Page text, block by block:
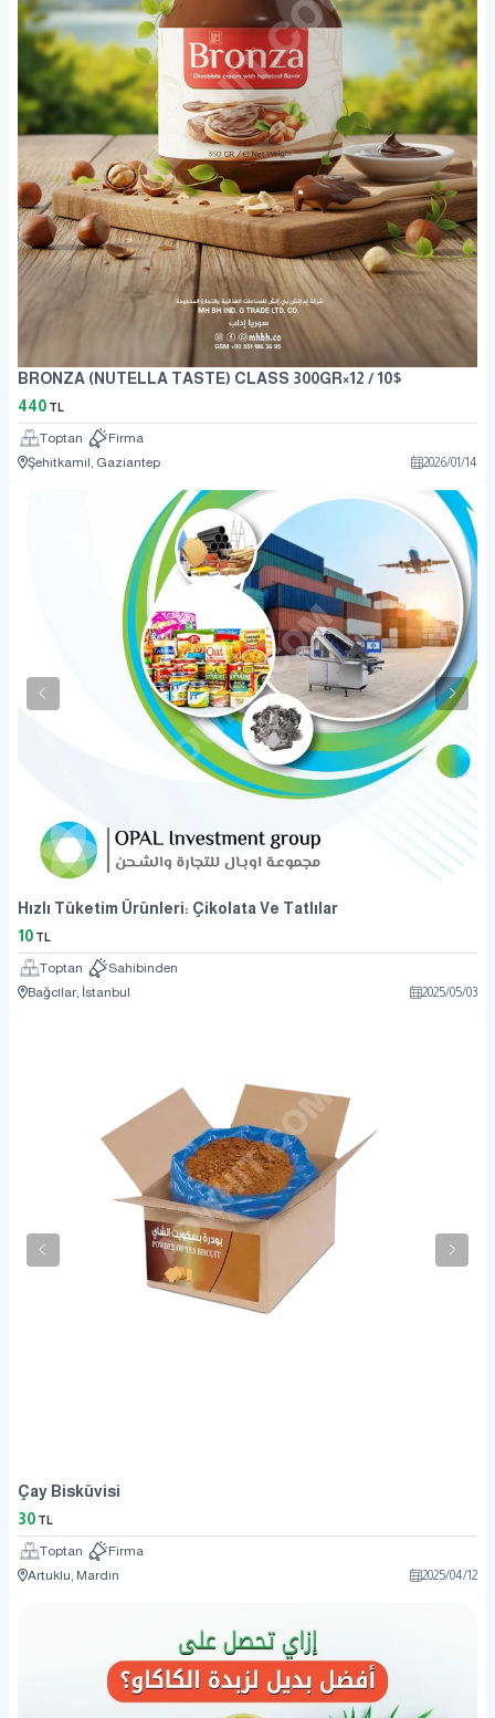
BRONZA (NUTELLA TASTE) CLASS 300GR×12 / 10$
440 TL
Toptan
Firma
Şehitkamil, Gaziantep
2026/01/14
Hızlı Tüketim Ürünleri: Çikolata Ve Tatlılar
10 TL
Toptan
Sahibinden
Bağcılar, İstanbul
2025/05/03
Çay Bisküvisi
30 TL
Toptan
Firma
Artuklu, Mardin
2025/04/12